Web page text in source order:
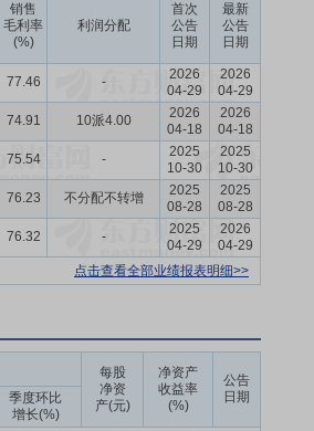
销售
毛利率
(%)
利润分配
首次
公告
日期
最新
公告
日期
77.46 -
2026
04-29
2026
04-29
74.91 10派4.00
2026
04-18
2026
04-18
75.54 -
2025
10-30
2025
10-30
76.23 不分配不转增
2025
08-28
2025
08-28
76.32 -
2025
04-29
2026
04-29
点击查看全部业绩报表明细>>
每股
净资
产(元)
净资产
收益率
(%)
公告
日期
季度环比
增长(%)